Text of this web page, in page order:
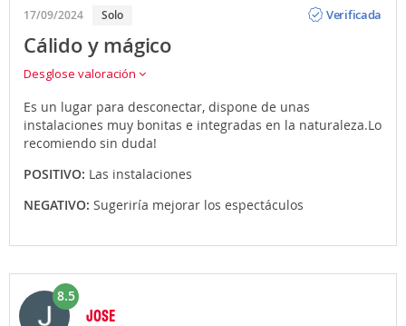
17/09/2024 Solo
Verificada
Cálido y mágico
Desglose valoración
Es un lugar para desconectar, dispone de unas
instalaciones muy bonitas e integradas en la naturaleza.Lo
recomiendo sin duda!
POSITIVO: Las instalaciones
NEGATIVO: Sugeriría mejorar los espectáculos
8.5
JOSE